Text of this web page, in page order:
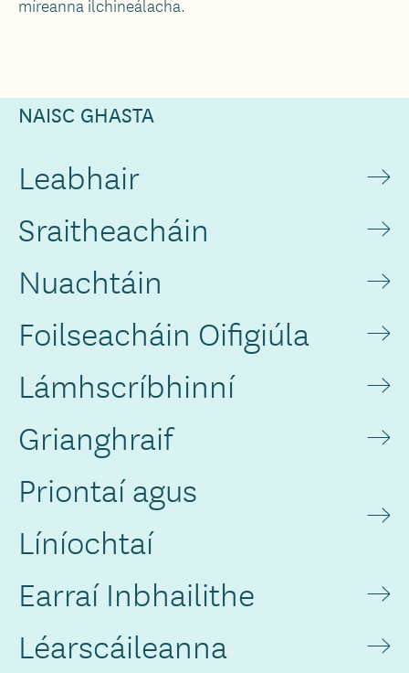
míreanna ilchineálacha.
NAISC GHASTA
Leabhair
Sraitheacháin
Nuachtáin
Foilseacháin Oifigiúla
Lámhscríbhinní
Grianghraif
Priontaí agus
Líníochtaí
Earraí Inbhailithe
Léarscáileanna